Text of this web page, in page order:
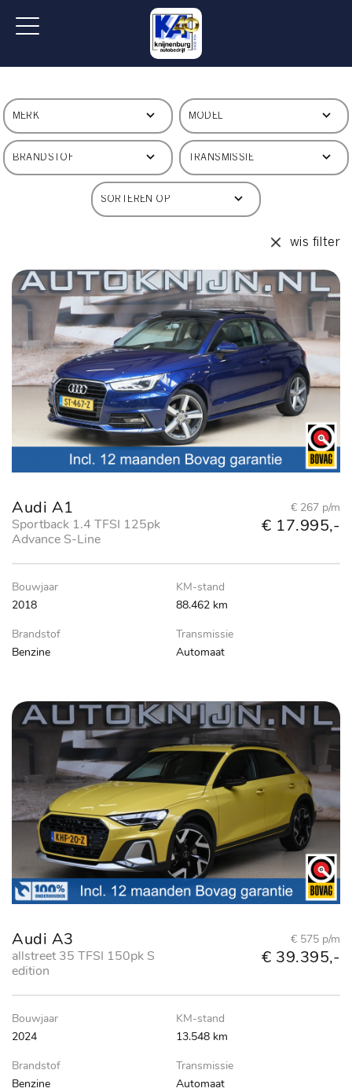
wis filter
Audi A1
Sportback 1.4 TFSI 125pk
Advance S-Line
€ 267 p/m
€ 17.995,-
Bouwjaar
2018
KM-stand
88.462 km
Brandstof
Benzine
Transmissie
Automaat
Audi A3
allstreet 35 TFSI 150pk S
edition
€ 575 p/m
€ 39.395,-
Bouwjaar
2024
KM-stand
13.548 km
Brandstof
Benzine
Transmissie
Automaat